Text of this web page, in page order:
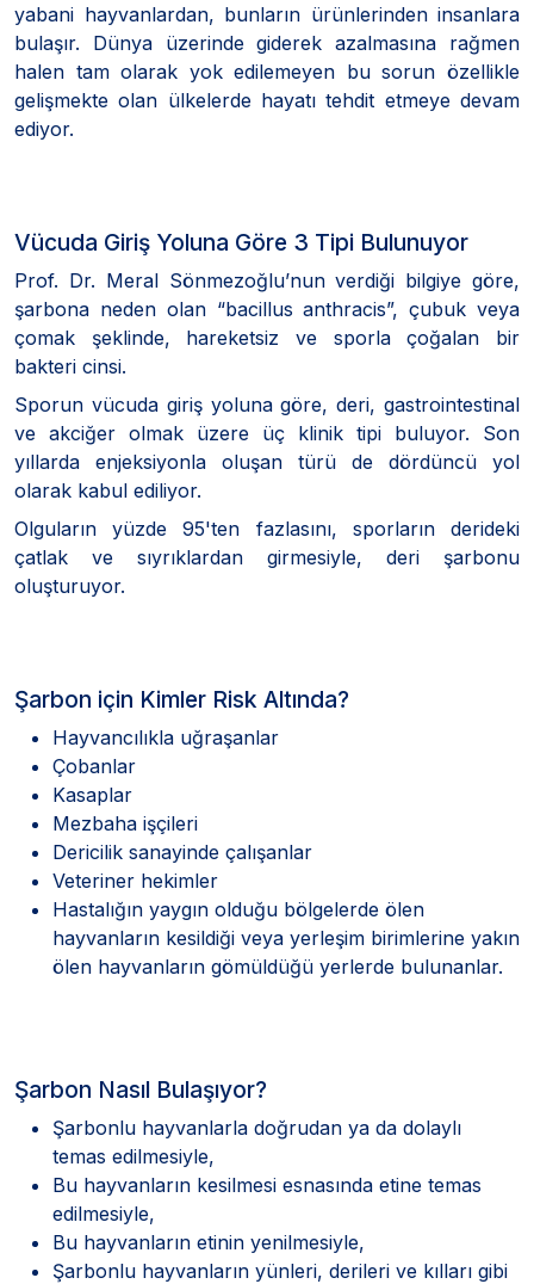
yabani hayvanlardan, bunların ürünlerinden insanlara
bulaşır. Dünya üzerinde giderek azalmasına rağmen
halen tam olarak yok edilemeyen bu sorun özellikle
gelişmekte olan ülkelerde hayatı tehdit etmeye devam
ediyor.
Vücuda Giriş Yoluna Göre 3 Tipi Bulunuyor
Prof. Dr. Meral Sönmezoğlu’nun verdiği bilgiye göre,
şarbona neden olan “bacillus anthracis”, çubuk veya
çomak şeklinde, hareketsiz ve sporla çoğalan bir
bakteri cinsi.
Sporun vücuda giriş yoluna göre, deri, gastrointestinal
ve akciğer olmak üzere üç klinik tipi buluyor. Son
yıllarda enjeksiyonla oluşan türü de dördüncü yol
olarak kabul ediliyor.
Olguların yüzde 95'ten fazlasını, sporların derideki
çatlak ve sıyrıklardan girmesiyle, deri şarbonu
oluşturuyor.
Şarbon için Kimler Risk Altında?
Hayvancılıkla uğraşanlar
Çobanlar
Kasaplar
Mezbaha işçileri
Dericilik sanayinde çalışanlar
Veteriner hekimler
Hastalığın yaygın olduğu bölgelerde ölen
hayvanların kesildiği veya yerleşim birimlerine yakın
ölen hayvanların gömüldüğü yerlerde bulunanlar.
Şarbon Nasıl Bulaşıyor?
Şarbonlu hayvanlarla doğrudan ya da dolaylı
temas edilmesiyle,
Bu hayvanların kesilmesi esnasında etine temas
edilmesiyle,
Bu hayvanların etinin yenilmesiyle,
Şarbonlu hayvanların yünleri, derileri ve kılları gibi